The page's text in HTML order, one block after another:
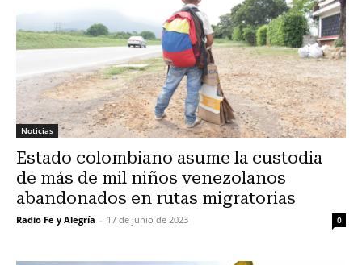
Noticias
Estado colombiano asume la custodia
de más de mil niños venezolanos
abandonados en rutas migratorias
Radio Fe y Alegría - 17 de junio de 2023 0